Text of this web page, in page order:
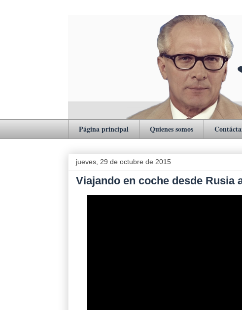
Página principal Quienes somos
jueves, 29 de octubre de 2015
Viajando en coche desde Rusia